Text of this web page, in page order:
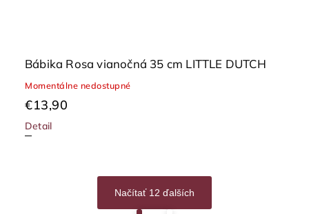
Bábika Rosa vianočná 35 cm LITTLE DUTCH
Momentálne nedostupné
€13,90
Detail
Načítať 12 ďalších